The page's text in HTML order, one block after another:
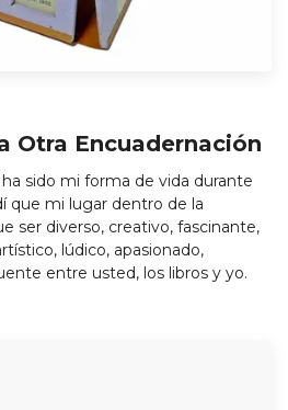
Otra Encuadernación
sido mi forma de vida durante
que mi lugar dentro de la
ser diverso, creativo, fascinante,
lúdico, apasionado,
entre usted, los libros y yo.